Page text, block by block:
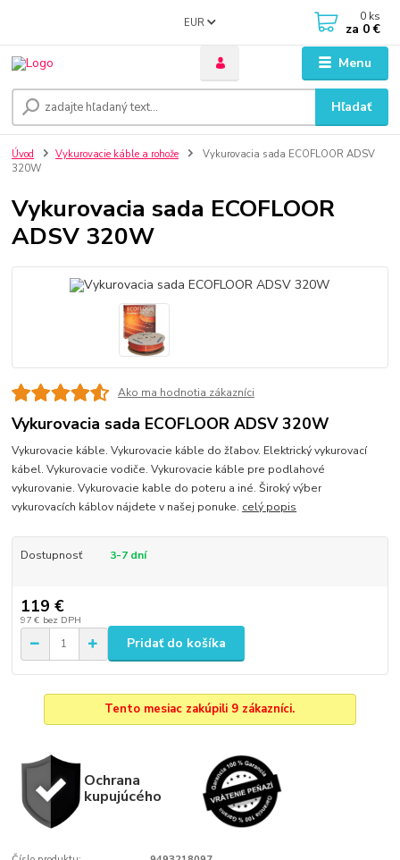
Menu
EUR
Hľadať
0 ks
za 0 €
Úvod Vykurovacie káble a rohože
Vykurovacia sada ECOFLOOR ADSV
320W
Vykurovacia sada ECOFLOOR
ADSV 320W
Ako ma hodnotia zákazníci
Vykurovacia sada ECOFLOOR ADSV 320W
Vykurovacie káble. Vykurovacie káble do žľabov. Elektrický vykurovací
kábel. Vykurovacie vodiče. Vykurovacie káble pre podlahové
vykurovanie. Vykurovacie kable do poteru a iné. Široký výber
vykurovacích káblov nájdete v našej ponuke. celý popis
Dostupnosť 3-7 dní
119 €
97 € bez DPH
Pridať do košíka
Tento mesiac zakúpili 9 zákazníci.
Ochrana
kupujúcého